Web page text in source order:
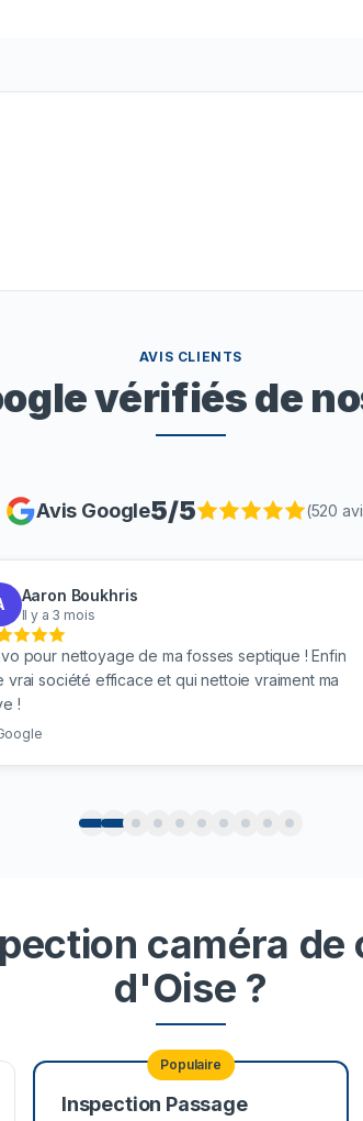
AVIS CLIENTS
vérifiés de
Avis Google5/5 (520
Aaron Boukhris
Il y a 3 mois
pour nettoyage de ma fosses septique ! Enfin
vrai société efficace et qui nettoie vraiment ma
!
caméra
d'Oise ?
Populaire
Inspection Passage